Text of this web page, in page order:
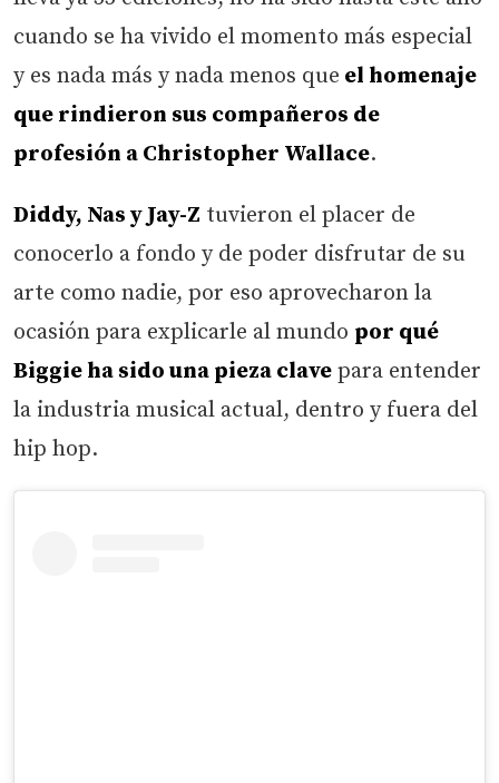
cuando se ha vivido el momento más especial
y es nada más y nada menos que el homenaje
que rindieron sus compañeros de
profesión a Christopher Wallace.
Diddy, Nas y Jay-Z tuvieron el placer de
conocerlo a fondo y de poder disfrutar de su
arte como nadie, por eso aprovecharon la
ocasión para explicarle al mundo por qué
Biggie ha sido una pieza clave para entender
la industria musical actual, dentro y fuera del
hip hop.